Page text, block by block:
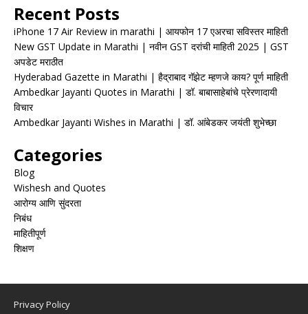
Recent Posts
iPhone 17 Air Review in marathi | आयफोन 17 एअरचा सविस्तर माहिती
New GST Update in Marathi | नवीन GST दरांची माहिती 2025 | GST
अपडेट मराठीत
Hyderabad Gazette in Marathi | हैद्राबाद गॅझेट म्हणजे काय? पूर्ण माहिती
Ambedkar Jayanti Quotes in Marathi | डॉ. बाबासाहेबांचे प्रेरणादायी
विचार
Ambedkar Jayanti Wishes in Marathi | डॉ. आंबेडकर जयंती शुभेच्छा
Categories
Blog
Wishesh and Quotes
आरोग्य आणि सुंदरता
निबंध
माहितीपूर्ण
शिक्षण
Privacy Policy